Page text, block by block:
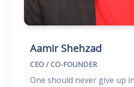
Aamir Shehzad
CEO / CO-FOUNDER
One should never give up